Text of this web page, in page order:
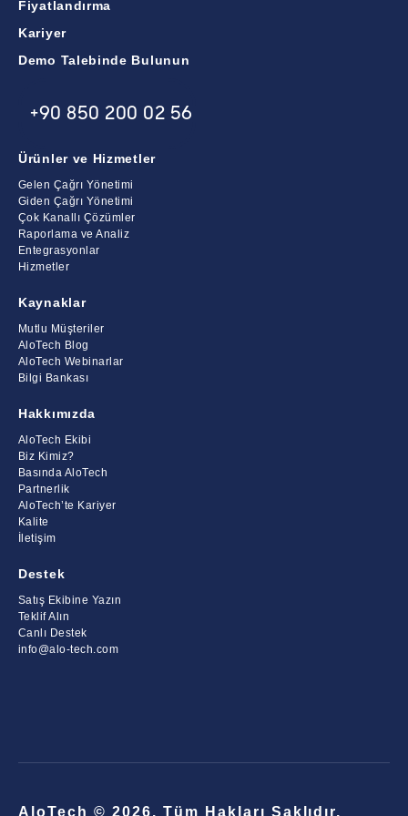
Fiyatlandırma
Kariyer
Demo Talebinde Bulunun
+90 850 200 02 56
Ürünler ve Hizmetler
Gelen Çağrı Yönetimi
Giden Çağrı Yönetimi
Çok Kanallı Çözümler
Raporlama ve Analiz
Entegrasyonlar
Hizmetler
Kaynaklar
Mutlu Müşteriler
AloTech Blog
AloTech Webinarlar
Bilgi Bankası
Hakkımızda
AloTech Ekibi
Biz Kimiz?
Basında AloTech
Partnerlik
AloTech’te Kariyer
Kalite
İletişim
Destek
Satış Ekibine Yazın
Teklif Alın
Canlı Destek
info@alo-tech.com
AloTech © 2026. Tüm Hakları Saklıdır.